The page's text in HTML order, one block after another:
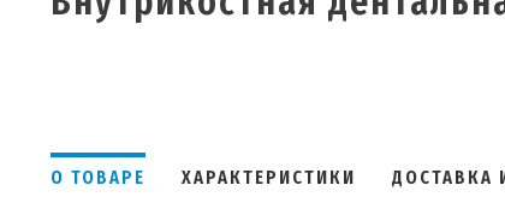
О ТОВАРЕ ХАРАКТЕРИСТИКИ ДОСТАВКА